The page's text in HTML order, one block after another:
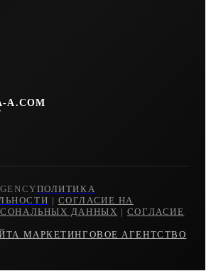
A.COM
ПОЛИТИКА
| СОГЛАСИЕ НА
ДАННЫХ | СОГЛАСИЕ
МАРКЕТИНГОВОЕ АГЕНТСТВО